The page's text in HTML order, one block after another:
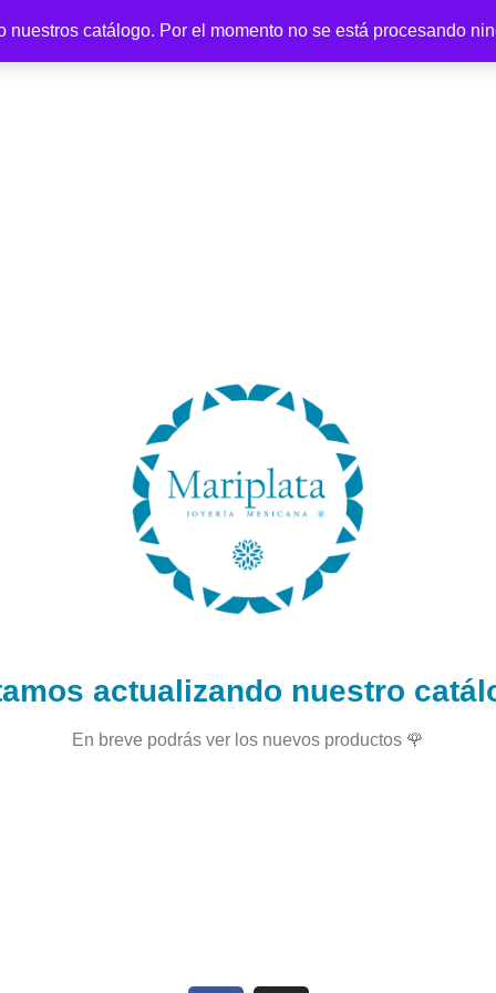
nuestros catálogo. Por el momento no se está procesando
actualizando nuestro
En breve podrás ver los nuevos productos 🌹